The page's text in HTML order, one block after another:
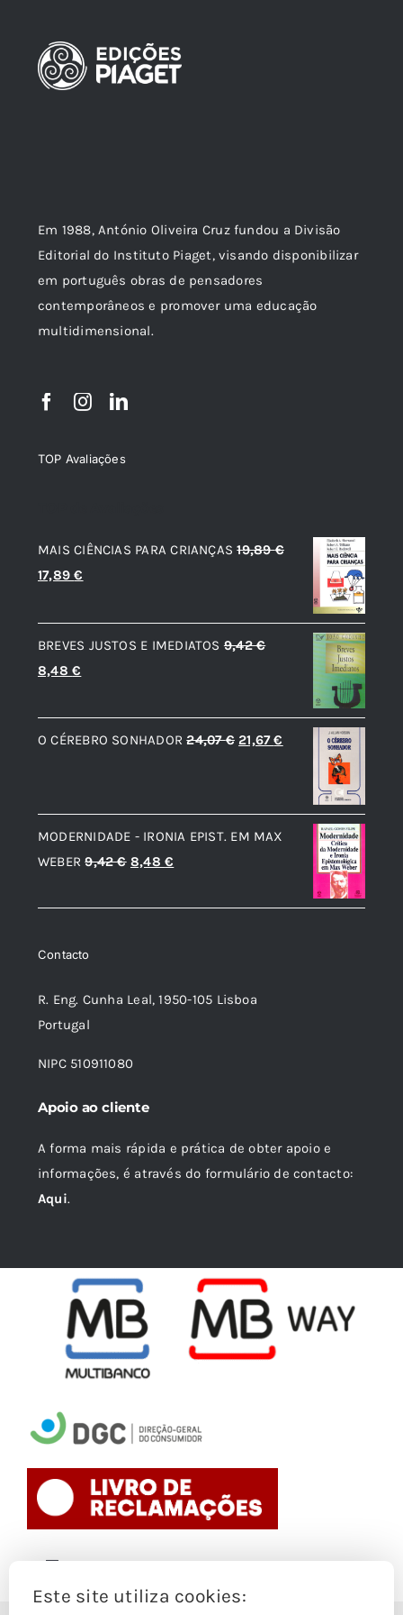
Em 1988, António Oliveira Cruz fundou a Divisão
Editorial do Instituto Piaget, visando disponibilizar
em português obras de pensadores
contemporâneos e promover uma educação
multidimensional.
TOP Avaliações
MAIS CIÊNCIAS PARA CRIANÇAS 19,89€
O
original
era:
19,89 €.
17,89€
atual
é:
BREVES JUSTOS E IMEDIATOS 9,42€
O
original
era:
8,48€
atual
é:
O CÉREBRO SONHADOR 24,07€ O
era:
24,07 €.
21,67€
é:
21,67 €.
MODERNIDADE - IRONIA EPIST. EM MAX
WEBER 9,42€ O
original
8,48€
atual
Contacto
R. Eng. Cunha Leal, 1950-105 Lisboa
Portugal
NIPC 510911080
Apoio ao cliente
A forma mais rápida e prática de obter apoio e
informações, é através do formulário de contacto:
Aqui.
Navigation
Este site utiliza cookies: